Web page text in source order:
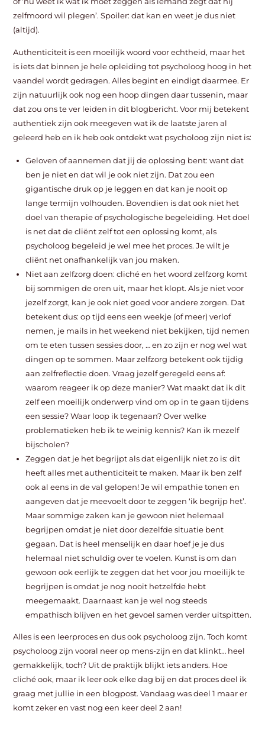
zelfmoord wil plegen’. Spoiler: dat kan en weet je dus niet
(altijd).
Authenticiteit is een moeilijk woord voor echtheid, maar het
is iets dat binnen je hele opleiding tot psycholoog hoog in het
vaandel wordt gedragen. Alles begint en eindigt daarmee. Er
zijn natuurlijk ook nog een hoop dingen daar tussenin, maar
dat zou ons te ver leiden in dit blogbericht. Voor mij betekent
authentiek zijn ook meegeven wat ik de laatste jaren al
geleerd heb en ik heb ook ontdekt wat psycholoog zijn niet is:
Geloven of aannemen dat jij de oplossing bent: want dat
ben je niet en dat wil je ook niet zijn. Dat zou een
gigantische druk op je leggen en dat kan je nooit op
lange termijn volhouden. Bovendien is dat ook niet het
doel van therapie of psychologische begeleiding. Het doel
is net dat de cliënt zelf tot een oplossing komt, als
psycholoog begeleid je wel mee het proces. Je wilt je
cliënt net onafhankelijk van jou maken.
Niet aan zelfzorg doen: cliché en het woord zelfzorg komt
bij sommigen de oren uit, maar het klopt. Als je niet voor
jezelf zorgt, kan je ook niet goed voor andere zorgen. Dat
betekent dus: op tijd eens een weekje (of meer) verlof
nemen, je mails in het weekend niet bekijken, tijd nemen
om te eten tussen sessies door, … en zo zijn er nog wel wat
dingen op te sommen. Maar zelfzorg betekent ook tijdig
aan zelfreflectie doen. Vraag jezelf geregeld eens af:
waarom reageer ik op deze manier? Wat maakt dat ik dit
zelf een moeilijk onderwerp vind om op in te gaan tijdens
een sessie? Waar loop ik tegenaan? Over welke
problematieken heb ik te weinig kennis? Kan ik mezelf
bijscholen?
Zeggen dat je het begrijpt als dat eigenlijk niet zo is: dit
heeft alles met authenticiteit te maken. Maar ik ben zelf
ook al eens in de val gelopen! Je wil empathie tonen en
aangeven dat je meevoelt door te zeggen ‘ik begrijp het’.
Maar sommige zaken kan je gewoon niet helemaal
begrijpen omdat je niet door dezelfde situatie bent
gegaan. Dat is heel menselijk en daar hoef je je dus
helemaal niet schuldig over te voelen. Kunst is om dan
gewoon ook eerlijk te zeggen dat het voor jou moeilijk te
begrijpen is omdat je nog nooit hetzelfde hebt
meegemaakt. Daarnaast kan je wel nog steeds
empathisch blijven en het gevoel samen verder uitspitten.
Alles is een leerproces en dus ook psycholoog zijn. Toch komt
psycholoog zijn vooral neer op mens-zijn en dat klinkt… heel
gemakkelijk, toch? Uit de praktijk blijkt iets anders. Hoe
cliché ook, maar ik leer ook elke dag bij en dat proces deel ik
graag met jullie in een blogpost. Vandaag was deel 1 maar er
komt zeker en vast nog een keer deel 2 aan!